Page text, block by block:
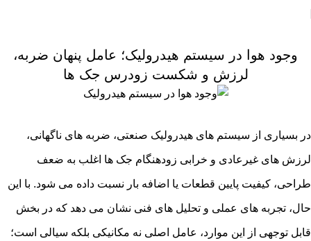
وجود هوا در سیستم هیدرولیک؛ عامل پنهان ضربه،
لرزش و شکست زودرس جک ها
در بسیاری از سیستم های هیدرولیک صنعتی، ضربه های ناگهانی،
لرزش های غیرعادی و خرابی زودهنگام جک ها اغلب به ضعف
طراحی، کیفیت پایین قطعات یا اضافه بار نسبت داده می شود. با این
حال، تجربه های عملی و تحلیل های فنی نشان می دهد که در بخش
قابل توجهی از این موارد، عامل اصلی نه مکانیکی بلکه سیالی است؛